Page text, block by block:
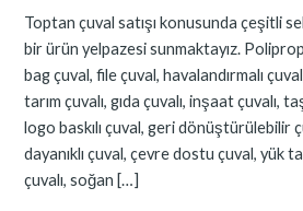
Toptan çuval satışı konusunda çeşitli
bir ürün yelpazesi sunmaktayız.
bag çuval, file çuval, havalandırmalı
tarım çuvalı, gıda çuvalı, inşaat çuvalı,
logo baskılı çuval, geri dönüştürülebilir
dayanıklı çuval, çevre dostu çuval, yük
çuvalı, soğan […]
Fiyatları